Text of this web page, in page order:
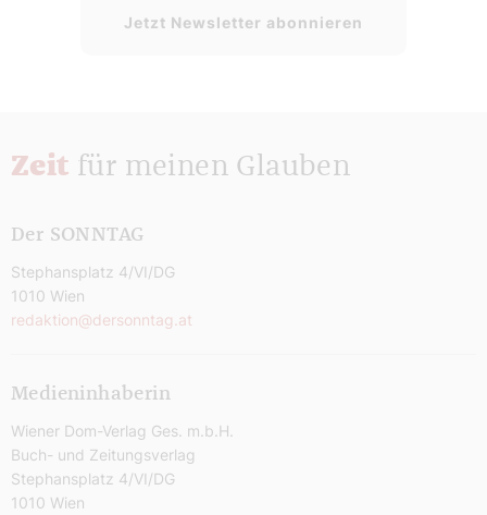
Jetzt Newsletter abonnieren
Zeit für meinen Glauben
Der SONNTAG
Stephansplatz 4/VI/DG
1010 Wien
redaktion@dersonntag.at
Medieninhaberin
Wiener Dom-Verlag Ges. m.b.H.
Buch- und Zeitungsverlag
Stephansplatz 4/VI/DG
1010 Wien